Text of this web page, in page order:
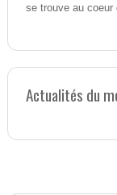
se trouve au coeur
Actualités du